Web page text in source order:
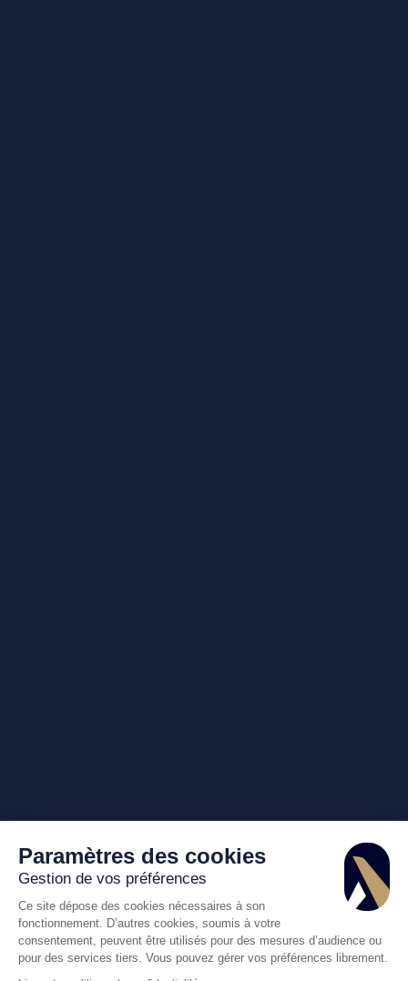
Paramètres des cookies
Gestion de vos préférences
Ce site dépose des cookies nécessaires à son
fonctionnement. D’autres cookies, soumis à votre
consentement, peuvent être utilisés pour des mesures d’audience ou
pour des services tiers. Vous pouvez gérer vos préférences librement.